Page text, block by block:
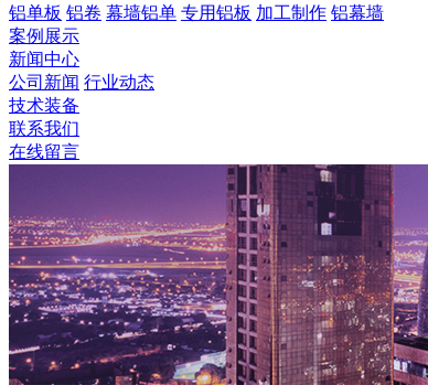
铝单板 铝卷 幕墙铝单 专用铝板 加工制作 铝幕墙
案例展示
新闻中心
公司新闻 行业动态
技术装备
联系我们
在线留言